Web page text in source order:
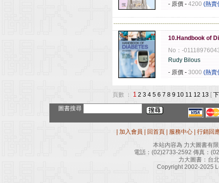
- 原價 - 4200 (熱賣
10.Handbook of
No：-
Rudy Bilous
- 原價 - 3000 (熱賣
頁數 ： 1 2 3 4 5 6 7 8 9 10 11 12 13 [
圖書搜尋
加入會員 回首頁 服務中心
行銷回
本站內容為 力大圖書有
電話： (02)2733-2592 傳真：
力大圖書：台
Copyright 2002-2025